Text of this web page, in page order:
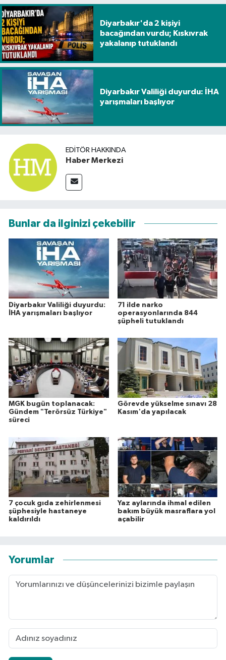
Diyarbakır'da 2 kişiyi
bacağından vurdu; Kıskıvrak
yakalanıp tutuklandı
Diyarbakır Valiliği duyurdu: İHA
yarışmaları başlıyor
EDITÖR HAKKINDA
Haber Merkezi
Bunlar da ilginizi çekebilir
Diyarbakır Valiliği duyurdu:
İHA yarışmaları başlıyor
71 ilde narko
operasyonlarında 844
şüpheli tutuklandı
MGK bugün toplanacak:
Gündem "Terörsüz Türkiye"
süreci
Görevde yükselme sınavı 28
Kasım'da yapılacak
7 çocuk gıda zehirlenmesi
şüphesiyle hastaneye
kaldırıldı
Yaz aylarında ihmal edilen
bakım büyük masraflara yol
açabilir
Yorumlar